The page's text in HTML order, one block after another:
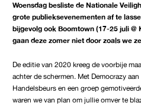
Woensdag besliste de Nationale
grote publieksevenementen af te
bijgevolg ook Boomtown (17-25 juli @
gaan deze zomer niet door zoals we
De editie van 2020 kreeg de voorbije
achter de schermen. Met Democrazy
Handelsbeurs en een groep
waren we van plan om jullie omver te